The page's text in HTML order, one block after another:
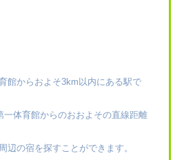
からおよそ3km以内にある駅で
体育館からのおおよその直線距離
の宿を探すことができます。